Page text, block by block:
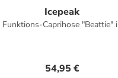
Icepeak
Funktions-Caprihose "Beattie"
54,95 €